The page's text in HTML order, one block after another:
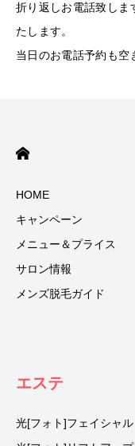
折り返しお電話致しま
たします。
当日のお電話予約も空
HOME
キャンペーン
メニュー＆プライス
サロン情報
メンズ脱毛ガイド
エステ
光[フォト]フェイシャル